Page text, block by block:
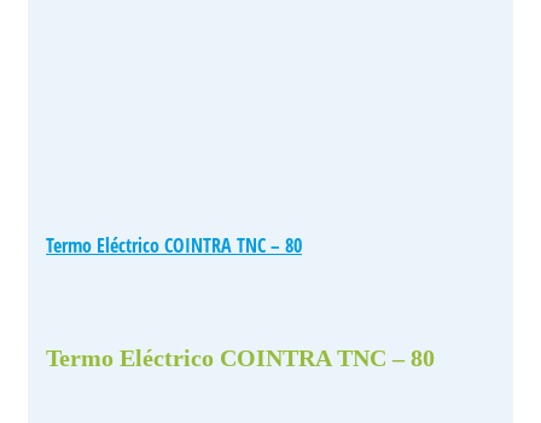
Termo Eléctrico COINTRA TNC – 80
Termo Eléctrico COINTRA TNC – 80